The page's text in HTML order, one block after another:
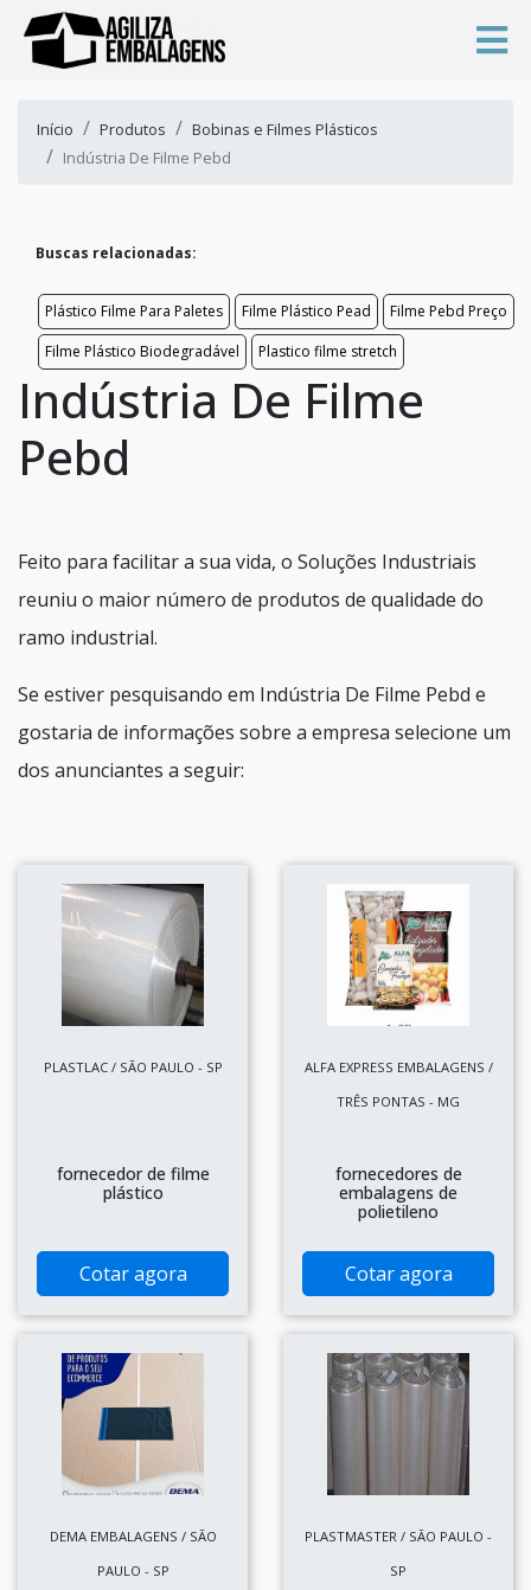
Início Produtos
Bobinas e Filmes Plásticos
Indústria De Filme Pebd
Buscas relacionadas:
Plástico Filme Para Paletes Filme Plástico Pead
Filme Pebd Preço
Filme Plástico Biodegradável
Plastico filme stretch
Indústria De Filme
Pebd
Feito para facilitar a sua vida, o Soluções Industriais
reuniu o maior número de produtos de qualidade do
ramo industrial.
Se estiver pesquisando em Indústria De Filme Pebd e
gostaria de informações sobre a empresa selecione um
dos anunciantes a seguir:
PLASTLAC / SÃO PAULO - SP
fornecedor de filme
plástico
Cotar agora
ALFA EXPRESS EMBALAGENS /
TRÊS PONTAS - MG
fornecedores de
embalagens de
polietileno
Cotar agora
DEMA EMBALAGENS / SÃO
PAULO - SP
PLASTMASTER / SÃO PAULO -
SP